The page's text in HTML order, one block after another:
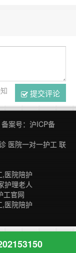
提交评论
备案号： 沪ICP备
医院一对一护工 联
医院陪护
护理老人
工官网
医院陪护